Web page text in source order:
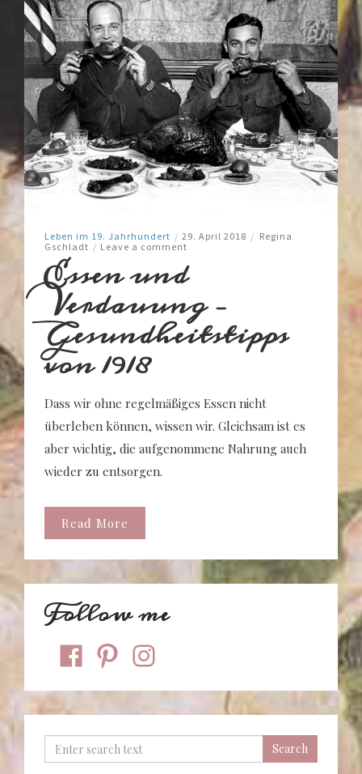
Leben im 19. Jahrhundert / 29. April 2018 / Regina
Gschladt / Leave a comment
Essen und
Verdauung –
Gesundheitstipps
von 1918
Dass wir ohne regelmäßiges Essen nicht
überleben können, wissen wir. Gleichsam ist es
aber wichtig, die aufgenommene Nahrung auch
wieder zu entsorgen.
Read More
Follow me
facebookpinterestinstagram